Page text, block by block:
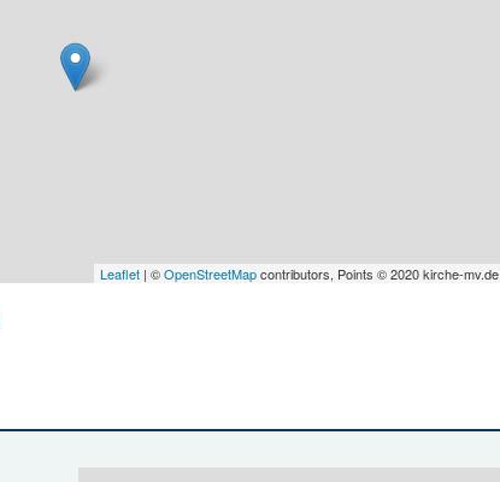
Leaflet| ©OpenStreetMapcontributors, Points © 2020 kirche-mv.de